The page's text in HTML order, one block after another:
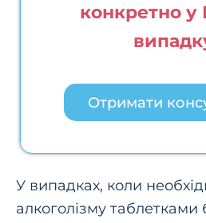
конкретно
Отримати
У випадках, коли
алкоголізму таблетками